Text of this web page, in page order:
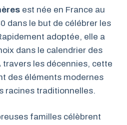
est née en France au
dans le but de célébrer les
adoptée, elle a
dans le calendrier des
les décennies, cette
des éléments modernes
racines traditionnelles.
familles célèbrent